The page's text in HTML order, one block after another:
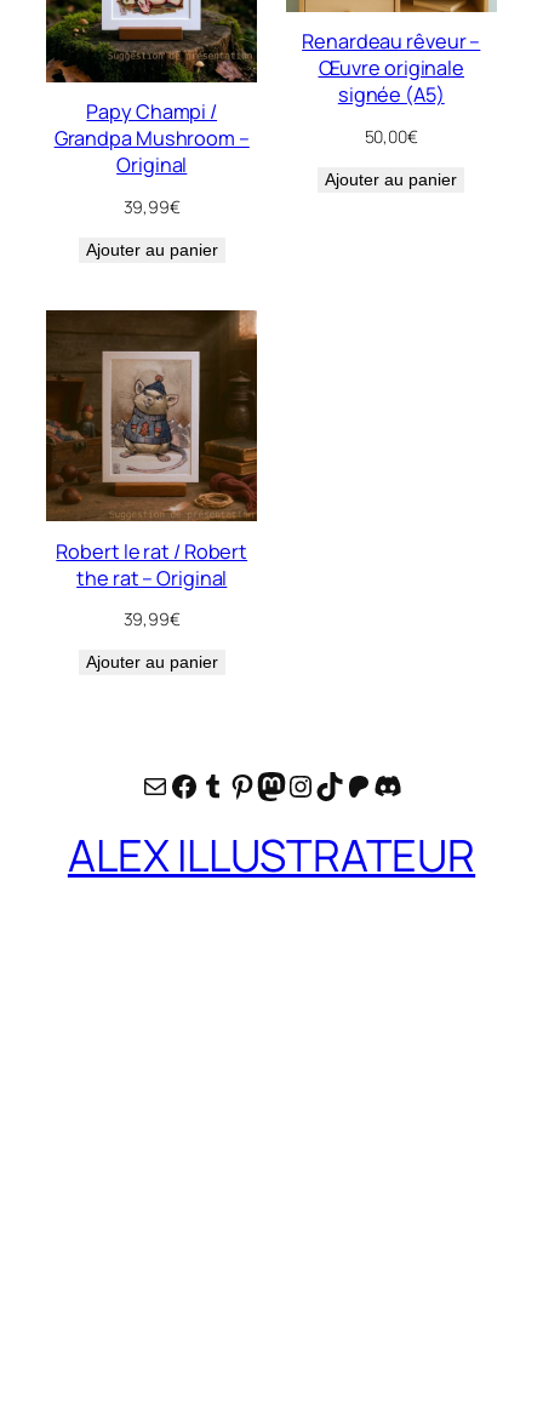
Papy Champi /
Grandpa Mushroom –
Original
39,99€
Ajouter au panier
Renardeau rêveur –
Œuvre originale
signée (A5)
50,00€
Ajouter au panier
Robert le rat / Robert
the rat – Original
39,99€
Ajouter au panier
E-mailFacebook
Tumblr
Pinterest
Mastodon
Instagram
TikTok
Patreon
Discord
ALEX ILLUSTRATEUR